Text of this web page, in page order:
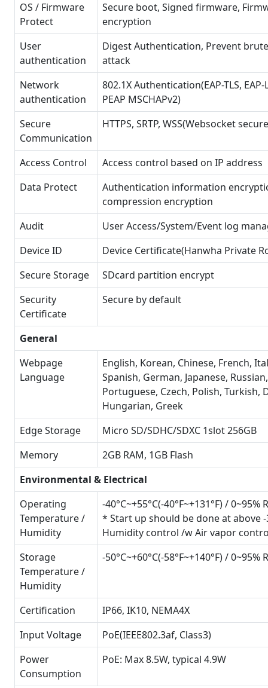
OS / Firmware
Protect
Secure boot, Signed firmware,
encryption
User
authentication
Digest Authentication, Prevent
attack
Network
authentication
802.1X Authentication(EAP-TLS, EAP-
PEAP MSCHAPv2)
Secure
Communication
HTTPS, SRTP, WSS(Websocket
Access Control
Access control based on IP address
Data Protect
Authentication information
compression encryption
Audit
User Access/System/Event log
Device ID
Device Certificate(Hanwha Private
Secure Storage
SDcard partition encrypt
Security
Certificate
Secure by default
General
Webpage
Language
English, Korean, Chinese, French,
Spanish, German, Japanese, Russian,
Portuguese, Czech, Polish, Turkish,
Hungarian, Greek
Edge Storage
Micro SD/SDHC/SDXC 1slot 256GB
Memory
2GB RAM, 1GB Flash
Environmental & Electrical
Operating
Temperature /
Humidity
-40°C~+55°C(-40°F~+131°F) / 0~95%
* Start up should be done at above -
Humidity control /w Air vapor
Storage
Temperature /
Humidity
-50°C~+60°C(-58°F~+140°F) / 0~95%
Certification
IP66, IK10, NEMA4X
Input Voltage
PoE(IEEE802.3af, Class3)
Power
Consumption
PoE: Max 8.5W, typical 4.9W